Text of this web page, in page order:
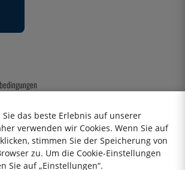
2026 KitchenLab AB
das beste Erlebnis auf unserer
verwenden wir Cookies. Wenn Sie auf
stimmen Sie der Speicherung von
zu. Um die Cookie-Einstellungen
Sie auf „Einstellungen“.